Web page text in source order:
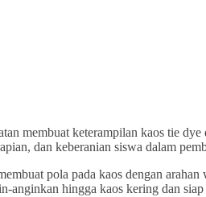
membuat keterampilan kaos tie
dan keberanian siswa dalam
pola pada kaos dengan
anginkan hingga kaos kering dan